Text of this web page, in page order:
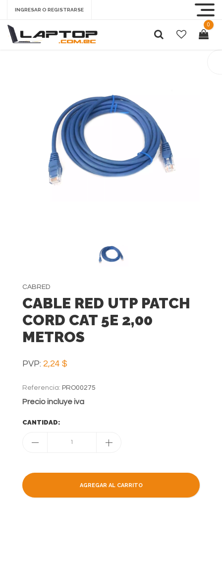
INGRESAR O REGISTRARSE
0
CABRED
CABLE RED UTP PATCH
CORD CAT 5E 2,00
METROS
PVP: 2,24 $
Referencia: PRO00275
Precio incluye iva
CANTIDAD:
1
AGREGAR AL CARRITO